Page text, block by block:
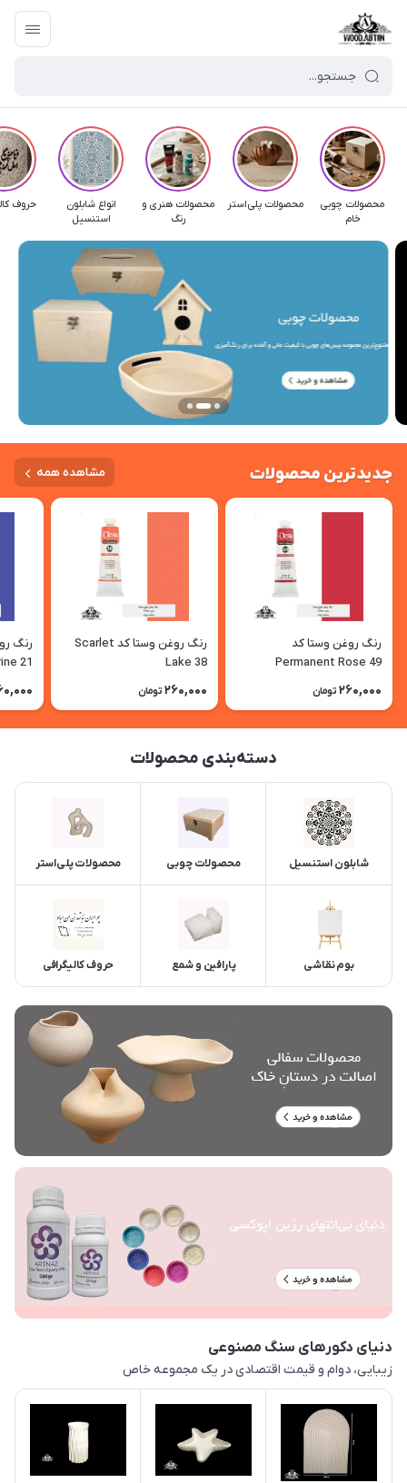
محصولات چوبی
خام
محصولات پلی‌استر
محصولات هنری و
رنگ
انواع شابلون
استنسیل
حروف
جدیدترین محصولات مشاهده همه
رنگ روغن وستا کد
Permanent Rose 49
260,000 تومان
رنگ روغن وستا کد Scarlet
Lake 38
260,000 تومان
21
دسته‌بندی محصولات
شابلون استنسیل محصولات چوبی محصولات پلی‌استر
بوم نقاشی پارافین و شمع حروف کالیگرافی
دنیای دکورهای سنگ مصنوعی
زیبایی، دوام و قیمت اقتصادی در یک مجموعه خاص